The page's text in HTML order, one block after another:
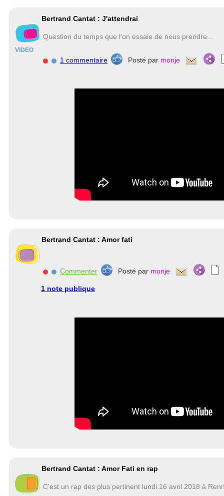
VIDEO
Bertrand Cantat : J'attendrai
Question du temps que l'on essaie de nous prendre...
1 commentaire Posté par monje
Bertrand Cantat : Amor fati
Commenter Posté par monje
1 note publique
Bertrand Cantat : Amor Fati en rap
C'est un rap des plus pertinent lundi 16 avril 2018 à